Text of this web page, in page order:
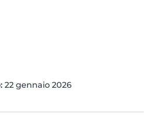
22 gennaio 2026